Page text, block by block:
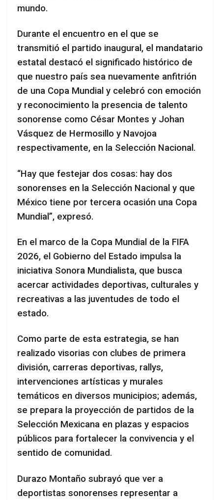
mundo.
Durante el encuentro en el que se
transmitió el partido inaugural, el mandatario
estatal destacó el significado histórico de
que nuestro país sea nuevamente anfitrión
de una Copa Mundial y celebró con emoción
y reconocimiento la presencia de talento
sonorense como César Montes y Johan
Vásquez de Hermosillo y Navojoa
respectivamente, en la Selección Nacional.
“Hay que festejar dos cosas: hay dos
sonorenses en la Selección Nacional y que
México tiene por tercera ocasión una Copa
Mundial”, expresó.
En el marco de la Copa Mundial de la FIFA
2026, el Gobierno del Estado impulsa la
iniciativa Sonora Mundialista, que busca
acercar actividades deportivas, culturales y
recreativas a las juventudes de todo el
estado.
Como parte de esta estrategia, se han
realizado visorias con clubes de primera
división, carreras deportivas, rallys,
intervenciones artísticas y murales
temáticos en diversos municipios; además,
se prepara la proyección de partidos de la
Selección Mexicana en plazas y espacios
públicos para fortalecer la convivencia y el
sentido de comunidad.
Durazo Montaño subrayó que ver a
deportistas sonorenses representar a